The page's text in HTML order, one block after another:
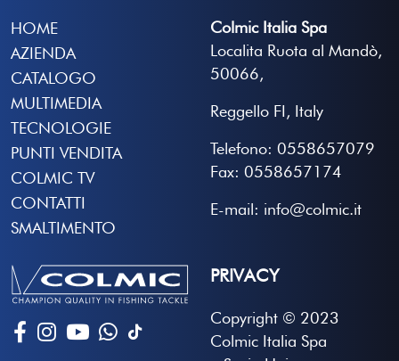
HOME
AZIENDA
CATALOGO
MULTIMEDIA
TECNOLOGIE
PUNTI VENDITA
COLMIC TV
CONTATTI
SMALTIMENTO
Colmic Italia Spa
Localita Ruota al Mandò,
50066,
Reggello FI, Italy
Telefono: 0558657079
Fax: 0558657174
E-mail: info@colmic.it
PRIVACY
Copyright © 2023
Colmic Italia Spa